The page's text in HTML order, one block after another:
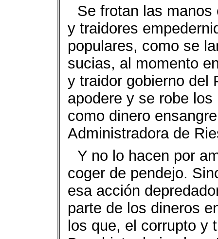
Se frotan las
y traidores
populares, como se
sucias, al momento
y traidor gobierno del
apodere y se robe
como dinero
Administradora de
Y no lo hacen por
coger de pendejo.
esa acción
parte de los dineros
los que, el corrupto y